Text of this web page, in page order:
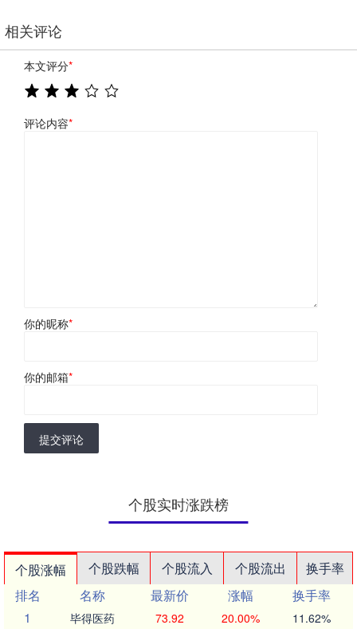
相关评论
本文评分*
评论内容*
你的昵称*
你的邮箱*
提交评论
个股实时涨跌榜
个股涨幅 个股跌幅 个股流入 个股流出
换手率
排名
名称 最新价 涨幅
换手率
1
毕得医药 73.92 20.00% 11.62%